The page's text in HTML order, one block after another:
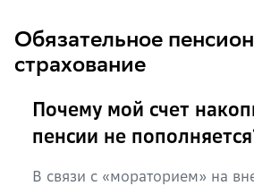
Обязательное
страхование
Почему мой счет
пенсии не
В связи с «мораторием» на